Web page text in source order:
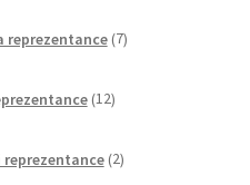
reprezentance 7izdelkov
12izdelkov
2izdelka